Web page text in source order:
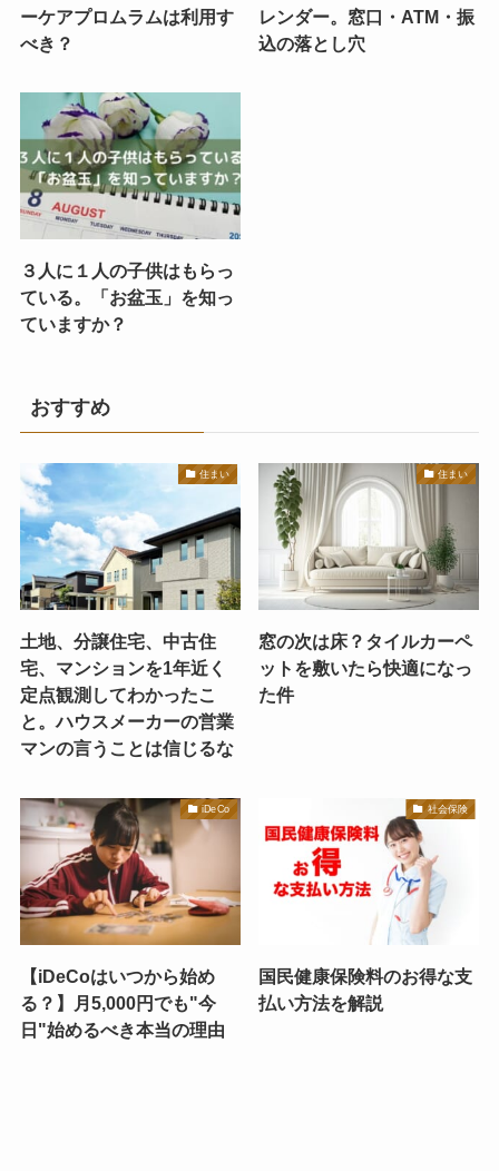
ーケアプロムラムは利用す
べき？
レンダー。窓口・ATM・振
込の落とし穴
３人に１人の子供はもらっ
ている。「お盆玉」を知っ
ていますか？
おすすめ
住まい
土地、分譲住宅、中古住
宅、マンションを1年近く
定点観測してわかったこ
と。ハウスメーカーの営業
マンの言うことは信じるな
住まい
窓の次は床？タイルカーペ
ットを敷いたら快適になっ
た件
iDeCo
【iDeCoはいつから始め
る？】月5,000円でも"今
日"始めるべき本当の理由
社会保険
国民健康保険料のお得な支
払い方法を解説